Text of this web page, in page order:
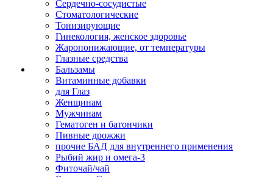
Сердечно-сосудистые
Стоматологические
Тонизирующие
Гинекология, женское здоровье
Жаропонижающие, от температуры
Глазные средства
Бальзамы
Витаминные добавки
для Глаз
Женщинам
Мужчинам
Гематоген и батончики
Пивные дрожжи
прочие БАД для внутреннего применения
Рыбий жир и омега-3
Фиточай/чай